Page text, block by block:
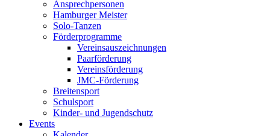
Ansprechpersonen
Hamburger Meister
Solo-Tanzen
Förderprogramme
Vereinsauszeichnungen
Paarförderung
Vereinsförderung
JMC-Förderung
Breitensport
Schulsport
Kinder- und Jugendschutz
Events